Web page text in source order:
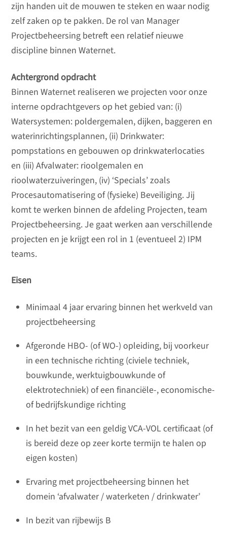
zijn handen uit de mouwen te steken en waar nodig
zelf zaken op te pakken. De rol van Manager
Projectbeheersing betreft een relatief nieuwe
discipline binnen Waternet.
Achtergrond opdracht
Binnen Waternet realiseren we projecten voor onze
interne opdrachtgevers op het gebied van: (i)
Watersystemen: poldergemalen, dijken, baggeren en
waterinrichtingsplannen, (ii) Drinkwater:
pompstations en gebouwen op drinkwaterlocaties
en (iii) Afvalwater: rioolgemalen en
rioolwaterzuiveringen, (iv) ‘Specials’ zoals
Procesautomatisering of (fysieke) Beveiliging. Jij
komt te werken binnen de afdeling Projecten, team
Projectbeheersing. Je gaat werken aan verschillende
projecten en je krijgt een rol in 1 (eventueel 2) IPM
teams.
Eisen
Minimaal 4 jaar ervaring binnen het werkveld van
projectbeheersing
Afgeronde HBO- (of WO-) opleiding, bij voorkeur
in een technische richting (civiele techniek,
bouwkunde, werktuigbouwkunde of
elektrotechniek) of een financiële-, economische-
of bedrijfskundige richting
In het bezit van een geldig VCA-VOL certificaat (of
is bereid deze op zeer korte termijn te halen op
eigen kosten)
Ervaring met projectbeheersing binnen het
domein ‘afvalwater / waterketen / drinkwater’
In bezit van rijbewijs B